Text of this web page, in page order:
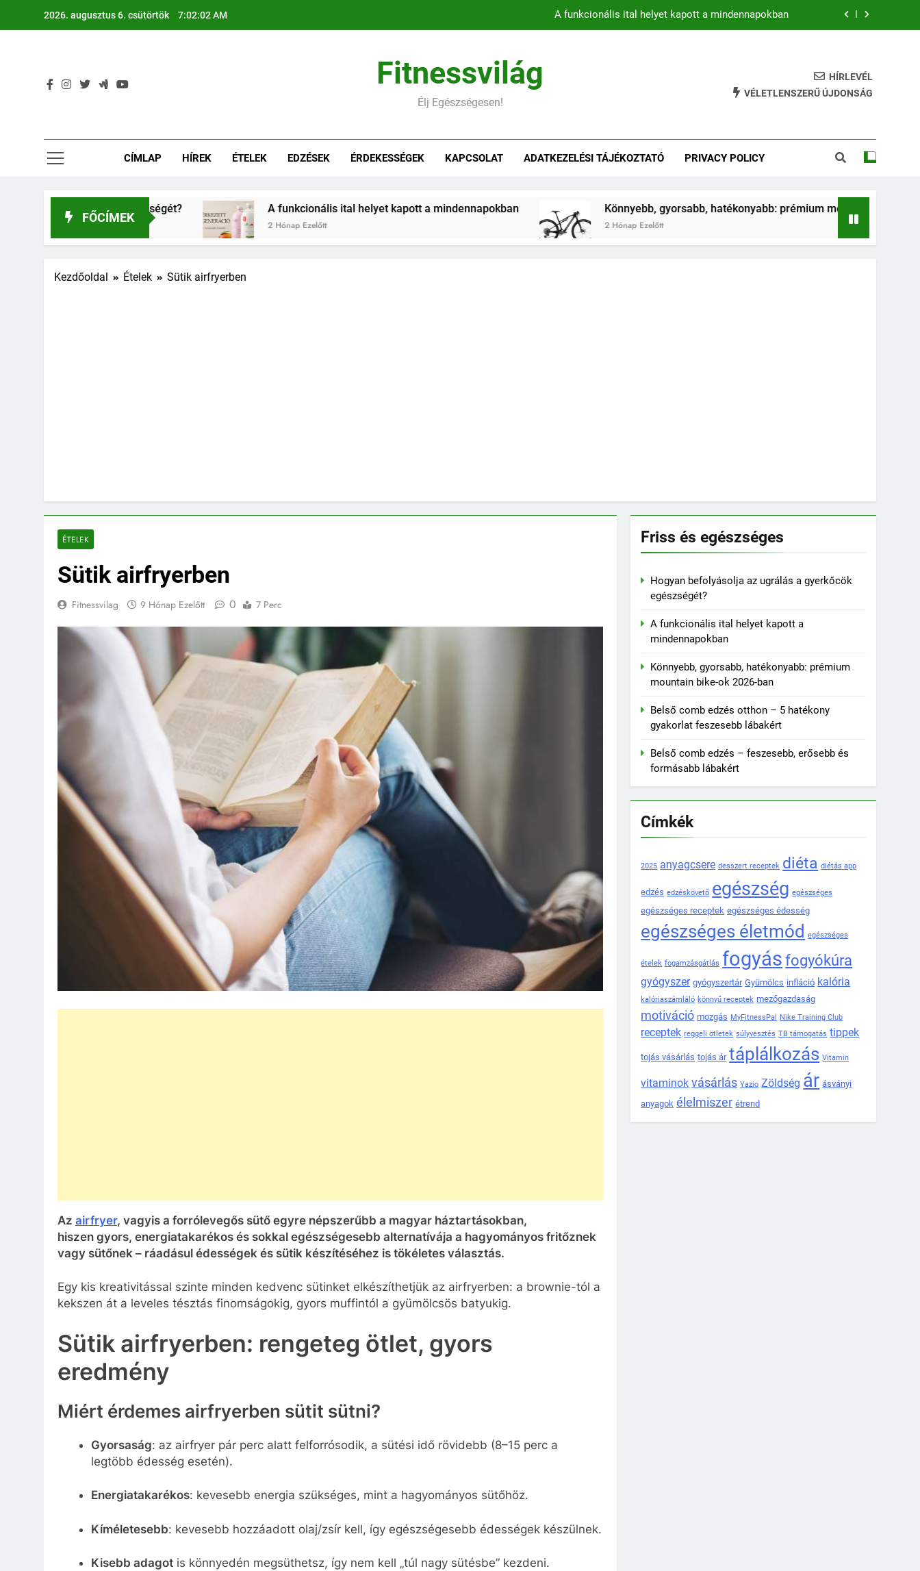
2026. augusztus 6. csütörtök 7:02:03 AM A funkcionális ital helyet kapott a mindennapokban
Belső comb edzés otthon – 5 hatékony gyakorlat feszesebb lábakért
Könnyebb, gyorsabb, hatékonyabb: prémium mountain bike-ok 2026-ban
Fitnessvilág
Élj Egészségesen!
HÍRLEVÉL
VÉLETLENSZERŰ ÚJDONSÁG
CÍMLAP HÍREK ÉTELEK EDZÉSEK ÉRDEKESSÉGEK KAPCSOLAT ADATKEZELÉSI TÁJÉKOZTATÓ PRIVACY POLICY
FŐCÍMEK
egészségét? A funkcionális ital helyet kapott a mindennapokban
2 Hónap Ezelőtt
Könnyebb, gyorsabb, hatékonyabb: prémium mountain bike-ok 2026-ban
2 Hónap Ezelőtt
Kezdőoldal Ételek Sütik airfryerben
ÉTELEK
Sütik airfryerben
Fitnessvilag 9 Hónap Ezelőtt 0 7 Perc
Az airfryer, vagyis a forrólevegős sütő egyre népszerűbb a magyar háztartásokban,
hiszen gyors, energiatakarékos és sokkal egészségesebb alternatívája a hagyományos fritőznek
vagy sütőnek – ráadásul édességek és sütik készítéséhez is tökéletes választás.
Egy kis kreativitással szinte minden kedvenc sütinket elkészíthetjük az airfryerben: a brownie-tól a
kekszen át a leveles tésztás finomságokig, gyors muffintól a gyümölcsös batyukig.
Sütik airfryerben: rengeteg ötlet, gyors
eredmény
Miért érdemes airfryerben sütit sütni?
Gyorsaság: az airfryer pár perc alatt felforrósodik, a sütési idő rövidebb (8–15 perc a
legtöbb édesség esetén).​
Energiatakarékos: kevesebb energia szükséges, mint a hagyományos sütőhöz.
Kíméletesebb: kevesebb hozzáadott olaj/zsír kell, így egészségesebb édességek készülnek.
Kisebb adagotis könnyedén megsüthetsz, így nem kell „túl nagy sütésbe” kezdeni.
Friss és egészséges
Hogyan befolyásolja az ugrálás a gyerkőcök
egészségét?
A funkcionális ital helyet kapott a
mindennapokban
Könnyebb, gyorsabb, hatékonyabb: prémium
mountain bike-ok 2026-ban
Belső comb edzés otthon – 5 hatékony
gyakorlat feszesebb lábakért
Belső comb edzés – feszesebb, erősebb és
formásabb lábakért
Címkék
2025 anyagcsere desszert receptek diéta diétás app
edzés edzéskövető egészség egészséges
egészséges receptek egészséges édesség
egészséges életmód egészséges
ételek fogamzásgátlás fogyás fogyókúra
gyógyszer gyógyszertár Gyümölcs infláció kalória
kalóriaszámláló könnyű receptek mezőgazdaság
motiváció mozgás MyFitnessPal Nike Training Club
receptek reggeli ötletek súlyvesztés TB támogatás tippek
tojás vásárlás tojás ár táplálkozás Vitamin
vitaminok vásárlás Yazio Zöldség ár ásványi
anyagok élelmiszer étrend